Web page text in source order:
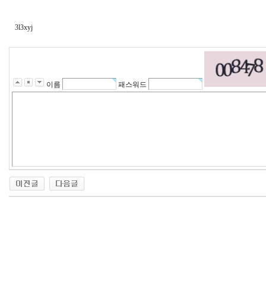
3l3xyj
이름 패스워드